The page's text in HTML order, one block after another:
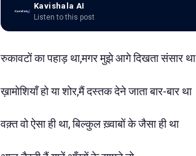
Kavishala AI
Listen to this post
रुकावटों का पहाड़ था,मगर मुझे आगे दिखता संसार था
ख़ामोशियाँ हो या शोर,मैं दस्तक देने जाता बार-बार था
वक़्त वो ऐसा ही था, बिल्कुल ख़्वाबों के जैसा ही था